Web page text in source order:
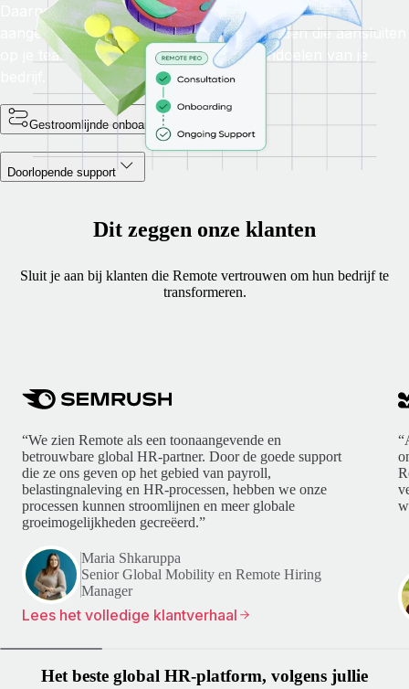
Daarna bieden we je een unieke PEO solution met
aangepaste secundaire arbeidsvoorwaarden die aansluiten
op je team, je budget en de langetermijndoelen van je
Gestroomlijnde onboarding
Doorlopende support
Dit zeggen onze klanten
Sluit je aan bij klanten die Remote vertrouwen om hun bedrijf te
transformeren.
“We zien Remote als een toonaangevende en
betrouwbare global HR-partner. Door de goede support
die ze ons geven op het gebied van payroll,
belastingnaleving en HR-processen, hebben we onze
processen kunnen stroomlijnen en meer globale
groeimogelijkheden gecreëerd.”
Maria Shkaruppa
Senior Global Mobility en Remote Hiring
Manager
Lees het volledige klantverhaal
Het beste global HR-platform, volgens jullie